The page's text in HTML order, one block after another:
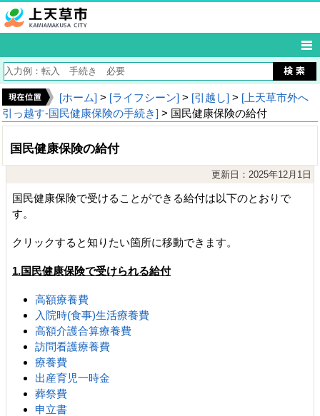
[ホーム] > [ライフシーン] > [引越し] > [上天草市外へ
引っ越す‐国民健康保険の手続き] > 国民健康保険の給付
国民健康保険の給付
更新日：2025年12月1日
国民健康保険で受けることができる給付は以下のとおりで
す。
クリックすると知りたい箇所に移動できます。
1.国民健康保険で受けられる給付
高額療養費
入院時(食事)生活療養費
高額介護合算療養費
訪問看護療養費
療養費
出産育児一時金
葬祭費
申立書